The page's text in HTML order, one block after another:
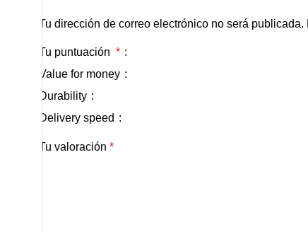
Tu dirección de correo electrónico no será publicada.
Tu puntuación *
Value for money
Durability
Delivery speed
Tu valoración *